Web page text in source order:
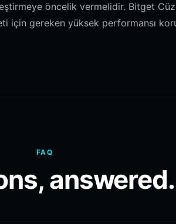
öncelik vermelidir. Bitget
için gereken yüksek performansı
FAQ
answered.